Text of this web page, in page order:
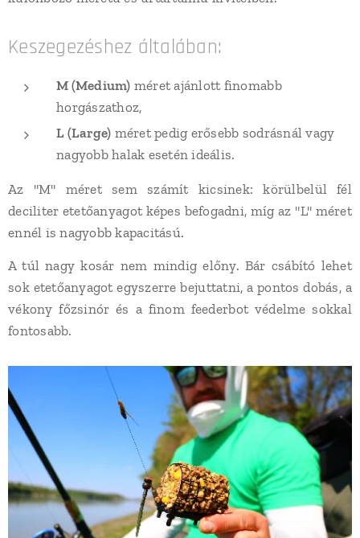
Keszegezéshez általában:
M (Medium) méret ajánlott finomabb
horgászathoz,
L (Large) méret pedig erősebb sodrásnál vagy
nagyobb halak esetén ideális.
Az "M" méret sem számít kicsinek: körülbelül fél
deciliter etetőanyagot képes befogadni, míg az "L" méret
ennél is nagyobb kapacitású.
A túl nagy kosár nem mindig előny. Bár csábító lehet
sok etetőanyagot egyszerre bejuttatni, a pontos dobás, a
vékony főzsinór és a finom feederbot védelme sokkal
fontosabb.